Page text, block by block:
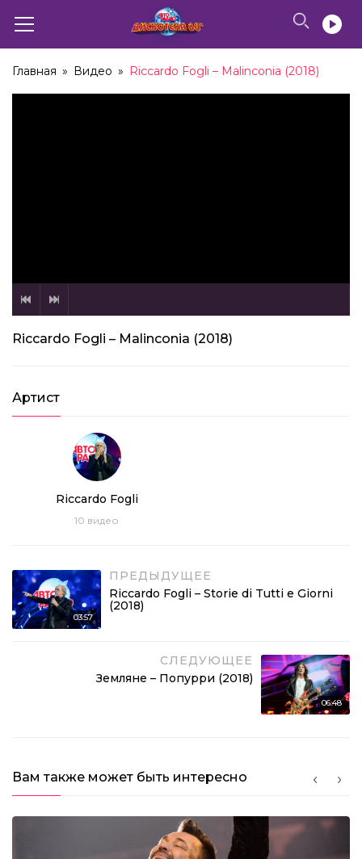
Главная » Видео » Riccardo Fogli – Malinconia (2018)
Riccardo Fogli – Malinconia (2018)
Артист
Riсcardo Fogli
10 видео
03:57
ПРЕДЫДУЩЕЕ
Riccardo Fogli – Storie di Tutti e Giorni
(2018)
СЛЕДУЮЩЕЕ
Земляне – Попурри (2018)
06:48
Вам также может быть интересно